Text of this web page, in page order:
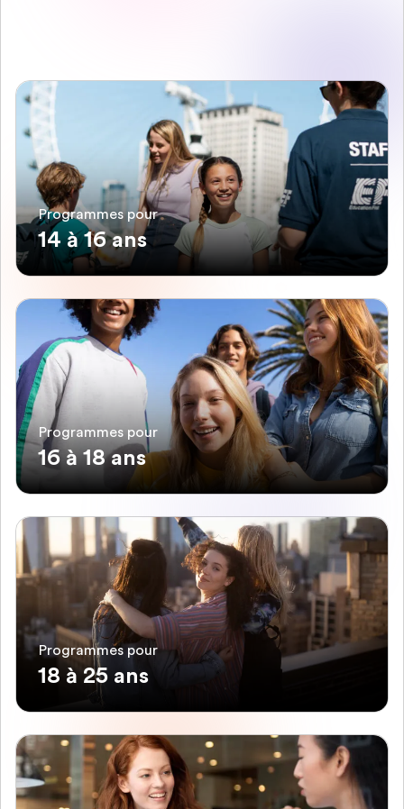
Programmes pour
14 à 16 ans
Programmes pour
16 à 18 ans
Programmes pour
18 à 25 ans